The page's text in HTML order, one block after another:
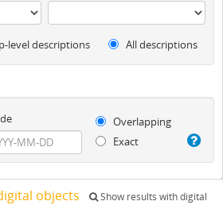
level descriptions All descriptions
Overlapping
Exact
objects
Show results with digital